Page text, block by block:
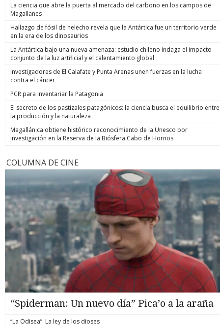
La ciencia que abre la puerta al mercado del carbono en los campos de
Magallanes
Hallazgo de fósil de helecho revela que la Antártica fue un territorio verde
en la era de los dinosaurios
La Antártica bajo una nueva amenaza: estudio chileno indaga el impacto
conjunto de la luz artificial y el calentamiento global
Investigadores de El Calafate y Punta Arenas unen fuerzas en la lucha
contra el cáncer
PCR para inventariar la Patagonia
El secreto de los pastizales patagónicos: la ciencia busca el equilibrio entre
la producción y la naturaleza
Magallánica obtiene histórico reconocimiento de la Unesco por
investigación en la Reserva de la Biósfera Cabo de Hornos
COLUMNA DE CINE
“Spiderman: Un nuevo día” Pica’o a la araña
“La Odisea”: La ley de los dioses